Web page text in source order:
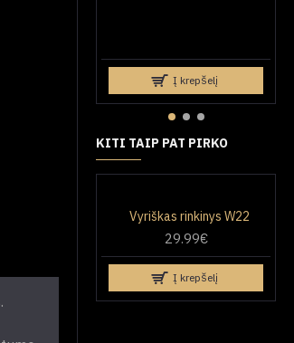
Į krepšelį
KITI TAIP PAT PIRKO
Vyriškas rinkinys W22
29.99€
Į krepšelį